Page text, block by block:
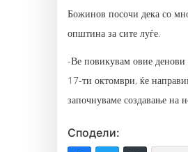
Божинов посочи дека со
општина за сите луѓе.
-Ве повикувам овие денови
17-ти октомври, ќе
започнуваме создавање на
Сподели: